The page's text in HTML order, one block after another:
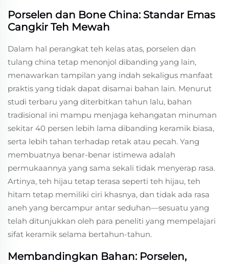
Porselen dan Bone China: Standar Emas
Cangkir Teh Mewah
Dalam hal perangkat teh kelas atas, porselen dan
tulang china tetap menonjol dibanding yang lain,
menawarkan tampilan yang indah sekaligus manfaat
praktis yang tidak dapat disamai bahan lain. Menurut
studi terbaru yang diterbitkan tahun lalu, bahan
tradisional ini mampu menjaga kehangatan minuman
sekitar 40 persen lebih lama dibanding keramik biasa,
serta lebih tahan terhadap retak atau pecah. Yang
membuatnya benar-benar istimewa adalah
permukaannya yang sama sekali tidak menyerap rasa.
Artinya, teh hijau tetap terasa seperti teh hijau, teh
hitam tetap memiliki ciri khasnya, dan tidak ada rasa
aneh yang bercampur antar seduhan—sesuatu yang
telah ditunjukkan oleh para peneliti yang mempelajari
sifat keramik selama bertahun-tahun.
Membandingkan Bahan: Porselen,